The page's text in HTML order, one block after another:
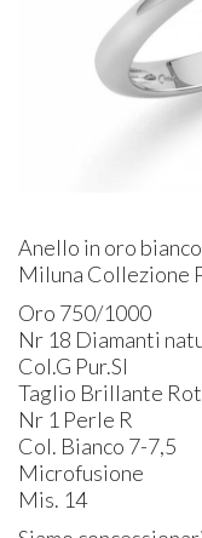
Anello in oro
Miluna Collezione
Oro 750/1000
Nr 18 Diamanti
Col.G Pur.SI
Taglio Brillante
Nr 1 Perle R
Col. Bianco 7-7,5
Microfusione
Mis. 14